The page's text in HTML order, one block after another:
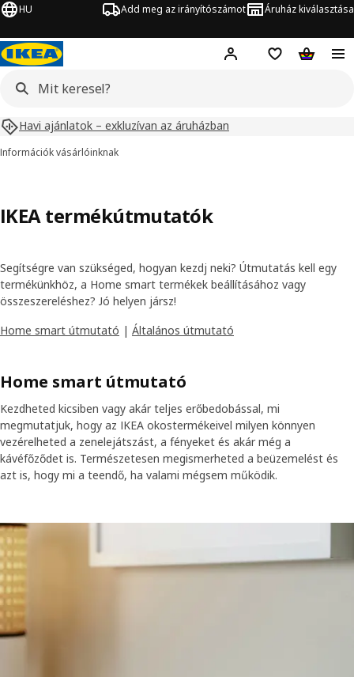
HU Add meg az irányítószámot Áruház kiválasztása
Hej! Bejelentkezés
Bevásárlólista
Kosár
Havi ajánlatok – exkluzívan az áruházban
Információk vásárlóinknak
IKEA termékútmutatók
Segítségre van szükséged, hogyan kezdj neki? Útmutatás kell egy
termékünkhöz, a Home smart termékek beállításához vagy
összeszereléshez? Jó helyen jársz!
Home smart útmutató | Általános útmutató
Home smart útmutató
Kezdheted kicsiben vagy akár teljes erőbedobással, mi
megmutatjuk, hogy az IKEA okostermékeivel milyen könnyen
vezérelheted a zenelejátszást, a fényeket és akár még a
kávéfőződet is. Természetesen megismerheted a beüzemelést és
azt is, hogy mi a teendő, ha valami mégsem működik.